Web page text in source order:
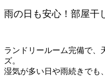
雨の日も安心！部屋干
ランドリールーム完備で、
ズ。
湿気が多い日や雨続きでも